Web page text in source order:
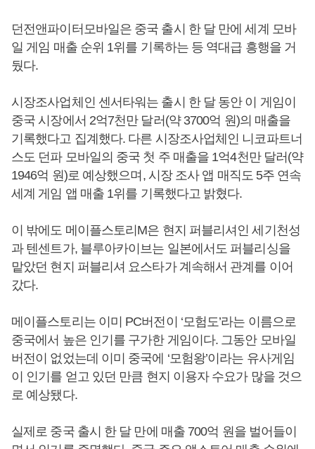
던전앤파이터모바일은 중국 출시 한 달 만에 세계 모바
일 게임 매출 순위 1위를 기록하는 등 역대급 흥행을 거
뒀다.
시장조사업체인 센서타워는 출시 한 달 동안 이 게임이
중국 시장에서 2억7천만 달러(약 3700억 원)의 매출을
기록했다고 집계했다. 다른 시장조사업체인 니코파트너
스도 던파 모바일의 중국 첫 주 매출을 1억4천만 달러(약
1946억 원)로 예상했으며, 시장 조사 앱 매직도 5주 연속
세계 게임 앱 매출 1위를 기록했다고 밝혔다.
이 밖에도 메이플스토리M은 현지 퍼블리셔인 세기천성
과 텐센트가, 블루아카이브는 일본에서도 퍼블리싱을
맡았던 현지 퍼블리셔 요스타가 계속해서 관계를 이어
갔다.
메이플스토리는 이미 PC버전이 ‘모험도’라는 이름으로
중국에서 높은 인기를 구가한 게임이다. 그동안 모바일
버전이 없었는데 이미 중국에 ‘모험왕’이라는 유사게임
이 인기를 얻고 있던 만큼 현지 이용자 수요가 많을 것으
로 예상됐다.
실제로 중국 출시 한 달 만에 매출 700억 원을 벌어들이